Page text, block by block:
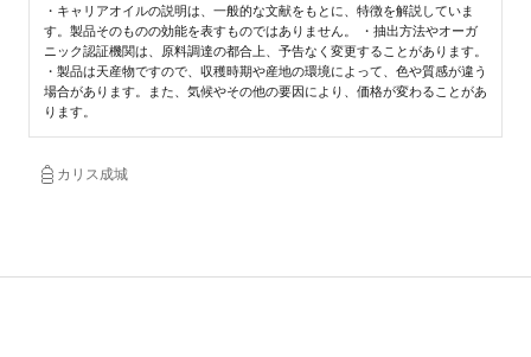
・キャリアオイルの説明は、一般的な文献をもとに、特徴を解説していま
す。製品そのものの効能を表すものではありません。 ・抽出方法やオーガ
ニック認証機関は、原料調達の都合上、予告なく変更することがあります。
・製品は天産物ですので、収穫時期や産地の環境によって、色や質感が違う
場合があります。また、気候やその他の要因により、価格が変わることがあ
ります。
カリス成城